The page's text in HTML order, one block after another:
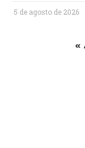
5 de agosto de 2026
«